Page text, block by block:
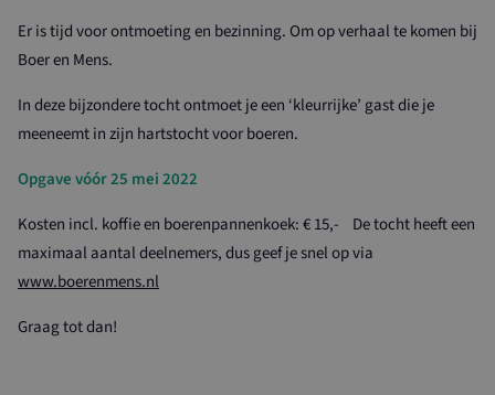
Er is tijd voor ontmoeting en bezinning. Om op verhaal te komen bij
Boer en Mens.
In deze bijzondere tocht ontmoet je een ‘kleurrijke’ gast die je
meeneemt in zijn hartstocht voor boeren.
Opgave vóór 25 mei 2022
Kosten incl. koffie en boerenpannenkoek: € 15,- De tocht heeft een
maximaal aantal deelnemers, dus geef je snel op via
www.boerenmens.nl
Graag tot dan!